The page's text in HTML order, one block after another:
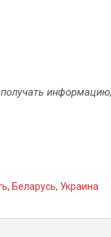
, Беларусь, Украина